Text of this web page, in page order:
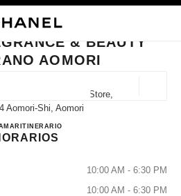
UNA BOUTIQUE
debajo de esta barra de búsqueda
CHANEL FRAGRANCE & BEAUTY
& BEAUTY
AOMORI
Sakurano Aomori Store,
Aomori-Shi, Aomori
017-777-7762
ITINERARIOCHANEL FRAGRANCE &
10:00 AM - 6:30 PM
10:00 AM - 6:30 PM
RELOJERÍA Y JOYERÍA